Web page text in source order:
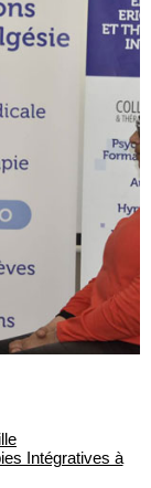
Intégratives à